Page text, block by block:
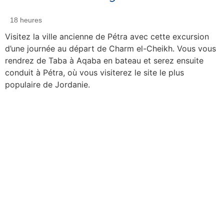
18 heures
Visitez la ville ancienne de Pétra avec cette excursion
d’une journée au départ de Charm el-Cheikh. Vous vous
rendrez de Taba à Aqaba en bateau et serez ensuite
conduit à Pétra, où vous visiterez le site le plus
populaire de Jordanie.